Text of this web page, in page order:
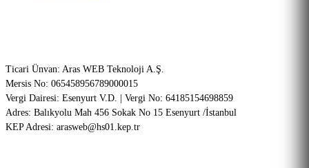
Ticari Ünvan: Aras WEB Teknoloji A.Ş.
Mersis No: 065458956789000015
Vergi Dairesi: Esenyurt V.D. | Vergi No: 64185154698859
Adres: Balıkyolu Mah 456 Sokak No 15 Esenyurt /İstanbul
KEP Adresi: arasweb@hs01.kep.tr